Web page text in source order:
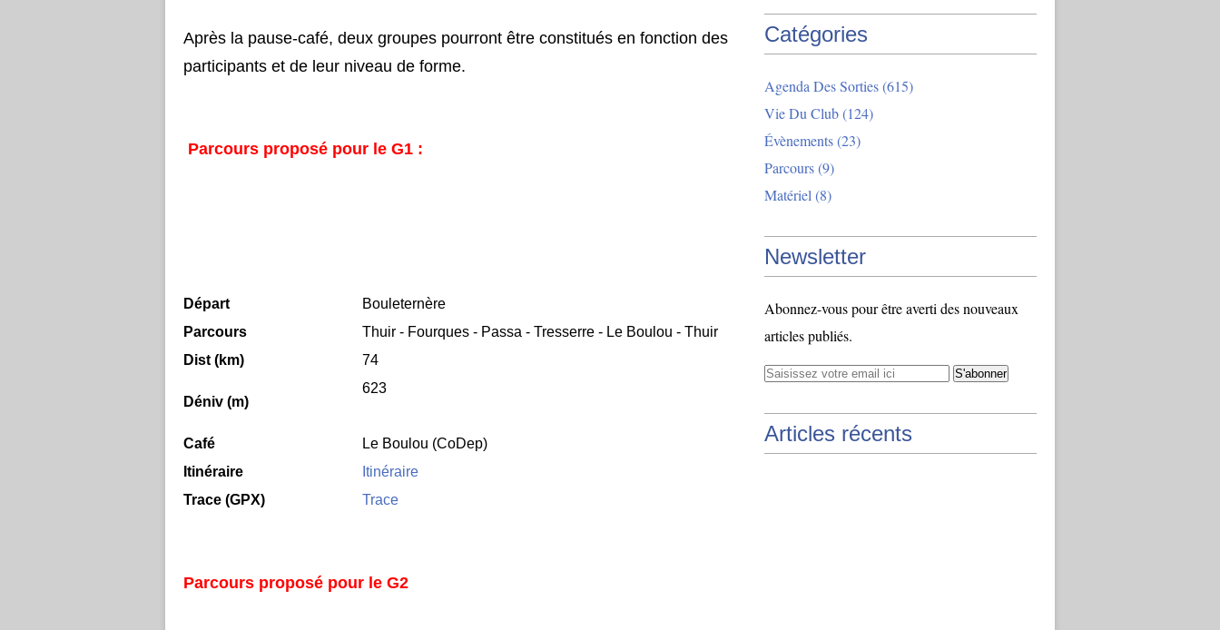
Après la pause-café, deux groupes pourront être constitués en fonction des
participants et de leur niveau de forme.
Parcours proposé pour le G1 :
Départ
Bouleternère
Parcours
Thuir - Fourques - Passa - Tresserre - Le Boulou - Thuir
Dist (km)
74
Déniv (m)
623
Café
Le Boulou (CoDep)
Itinéraire
Itinéraire
Trace (GPX)
Trace
Parcours proposé pour le G2
Catégories
Agenda Des Sorties(615)
Vie Du Club(124)
Évènements(23)
Parcours(9)
Matériel (8)
Newsletter
Abonnez-vous pour être averti des nouveaux
articles publiés.
Articles récents